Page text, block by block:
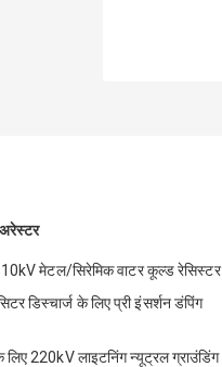
मेटल/सिरेमिक वाटर कूल्ड रेसिस्टर
डिस्चार्ज के लिए प्री इंसर्शन डंपिंग
लिए 220kV लाइटनिंग न्यूट्रल ग्राउंडिंग